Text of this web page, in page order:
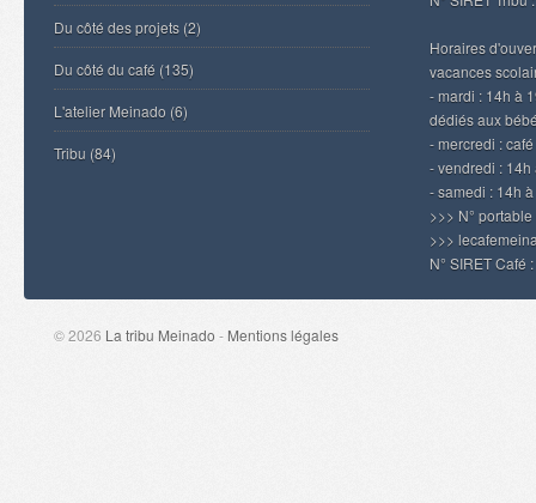
Du côté des projets (2)
Du côté du café (135)
L'atelier Meinado (6)
Tribu (84)
Horaires
vacances
- mardi : 14h à
dédiés aux
- mercredi :
- vendredi :
- samedi : 14h
>>> N°
>>>
N° SIRET Café
© 2026 La tribu Meinado - Mentions légales